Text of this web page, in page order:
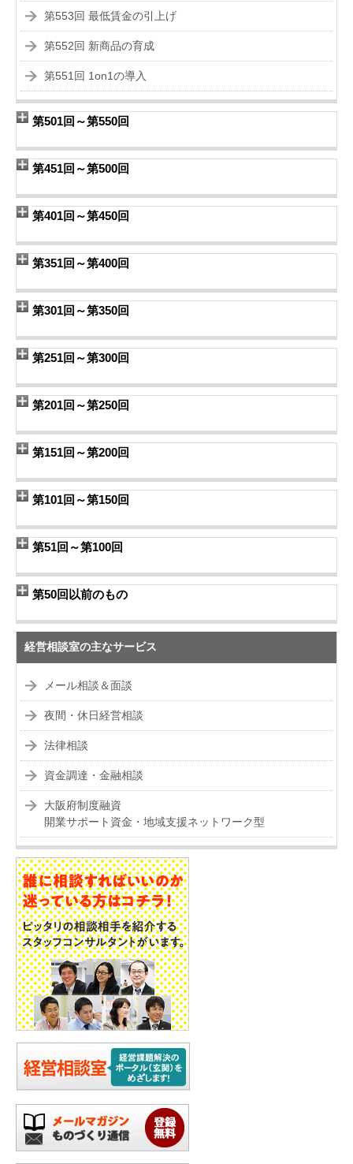
第553回 最低賃金の引上げ
第552回 新商品の育成
第551回 1on1の導入
第501回～第550回
第451回～第500回
第401回～第450回
第351回～第400回
第301回～第350回
第251回～第300回
第201回～第250回
第151回～第200回
第101回～第150回
第51回～第100回
第50回以前のもの
経営相談室の主なサービス
メール相談＆面談
夜間・休日経営相談
法律相談
資金調達・金融相談
大阪府制度融資
開業サポート資金・地域支援ネットワーク型